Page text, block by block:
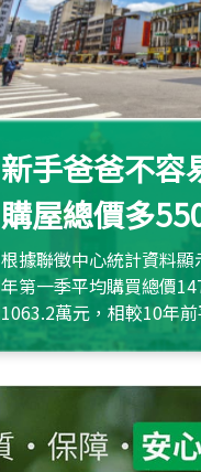
新手爸爸不容
購屋總價多
根據聯徵中心統計資料
年第一季平均購買總價
1063.2萬元，相較10年
約550萬元，且貸款金額也